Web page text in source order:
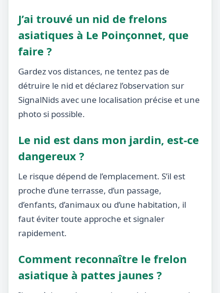
J’ai trouvé un nid de frelons
asiatiques à Le Poinçonnet, que
faire ?
Gardez vos distances, ne tentez pas de
détruire le nid et déclarez l’observation sur
SignalNids avec une localisation précise et une
photo si possible.
Le nid est dans mon jardin, est-ce
dangereux ?
Le risque dépend de l’emplacement. S’il est
proche d’une terrasse, d’un passage,
d’enfants, d’animaux ou d’une habitation, il
faut éviter toute approche et signaler
rapidement.
Comment reconnaître le frelon
asiatique à pattes jaunes ?